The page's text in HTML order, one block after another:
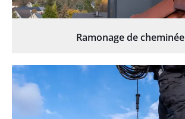
Ramonage de cheminée